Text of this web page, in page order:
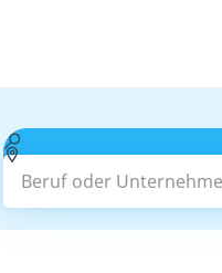
Beruf oder Unternehmen